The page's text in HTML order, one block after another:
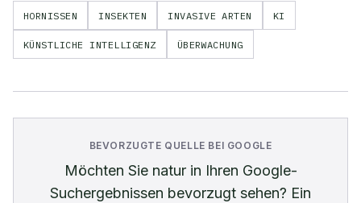
HORNISSEN INSEKTEN INVASIVE ARTEN KI
KÜNSTLICHE INTELLIGENZ ÜBERWACHUNG
BEVORZUGTE QUELLE BEI GOOGLE
Möchten Sie naturin Ihren Google-
Suchergebnissen bevorzugt sehen? Ein